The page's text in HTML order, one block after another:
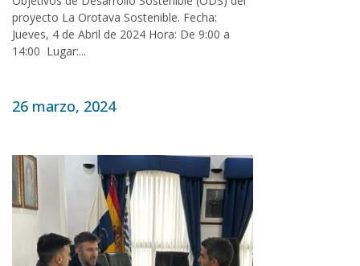
proyecto La Orotava Sostenible. Fecha:
Jueves, 4 de Abril de 2024 Hora: De 9:00 a
14:00 Lugar:...
26 marzo, 2024